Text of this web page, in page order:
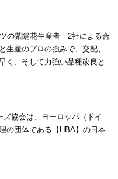
ツの紫陽花生産者 2社による合
生産のプロの強みで、交配、
く、そして力強い品種改良と
ズ協会は、ヨーロッパ（ドイ
の団体である【HBA】の日本